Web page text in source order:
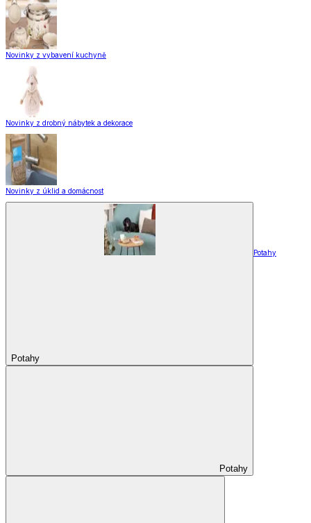
Novinky z vybavení kuchyně
Novinky z drobný nábytek a dekorace
Novinky z úklid a domácnost
Potahy
Potahy
Potahy